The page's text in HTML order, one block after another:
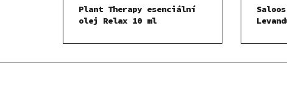
Plant Therapy esenciální
olej Relax 10 ml